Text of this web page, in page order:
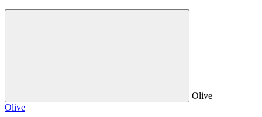
Olive
Olive